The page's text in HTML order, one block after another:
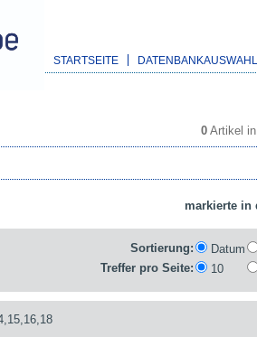
STARTSEITE DATENBANKAUSWAHL
0 Artikel in
Sortierung: Datum
Treffer pro Seite:
10